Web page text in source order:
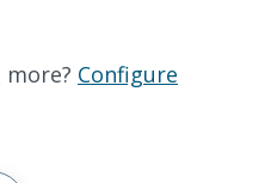
Configure